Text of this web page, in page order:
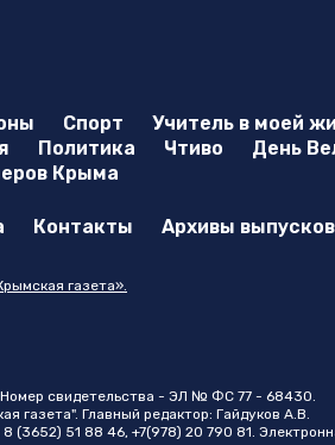
Спорт Учитель в моей
Политика Чтиво День
Крыма
Контакты Архивы выпусков
газета».
Номер свидетельства - ЭЛ № ФС 77 - 68430.
газета". Главный редактор: Гайдуков А.В.
(3652) 51 88 46, +7(978) 20 790 81.